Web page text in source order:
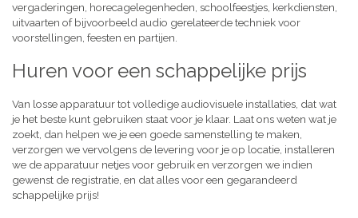
vergaderingen, horecagelegenheden, schoolfeestjes, kerkdiensten,
uitvaarten of bijvoorbeeld audio gerelateerde techniek voor
voorstellingen, feesten en partijen.
Huren voor een schappelijke prijs
Van losse apparatuur tot volledige audiovisuele installaties, dat wat
je het beste kunt gebruiken staat voor je klaar. Laat ons weten wat je
zoekt, dan helpen we je een goede samenstelling te maken,
verzorgen we vervolgens de levering voor je op locatie, installeren
we de apparatuur netjes voor gebruik en verzorgen we indien
gewenst de registratie, en dat alles voor een gegarandeerd
schappelijke prijs!